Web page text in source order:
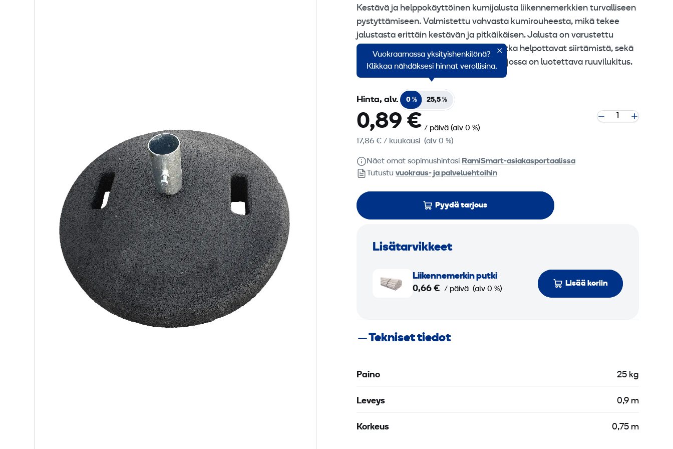
Kestävä ja helppokäyttöinen kumijalusta liikennemerkkien turvalliseen
pystyttämiseen. Valmistettu vahvasta kumirouheesta, mikä tekee
jalustasta erittäin kestävän ja pitkäikäisen. Jalusta on varustettu
molemminpuolisilla kantokahvoilla, jotka helpottavat siirtämistä, sekä
kiinteällä Ø 60 mm putkikiinnikkeellä, jossa on luotettava ruuvilukitus.
Vuokraamassa yksityishenkilönä?
Klikkaa nähdäksesi hinnat verollisina.
Hinta, alv. 0 % 25,5 %
0,89 € / päivä (alv 0 %)
17,86 € / kuukausi (alv 0 %)
Näet omat sopimushintasi RamiSmart-asiakasportaalissa
Tutustu vuokraus- ja palveluehtoihin
Pyydä tarjous
Lisätarvikkeet
n
­
e
k
Liikenne­merkin putki
0,66 € / päivä (alv 0 %)
Lisää koriin
Tekniset tiedot
Paino 25 kg
Leveys 0,9 m
Korkeus 0,75 m